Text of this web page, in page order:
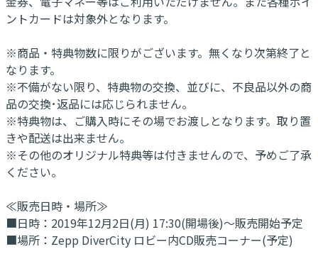
ントカードは対象外となります。
※商品・特典物数に限りがございます。無くなり次第終了と
なります。
※不備がない限り、特典物の交換、並びに、不良品以外の商
品の交換･返品には応じられません。
※特典物は、ご購入時にその場でお渡しとなります。取り置
きや配送は出来ません。
※その他のオリジナル特典等は付きませんので、予めご了承
ください。
≪販売日時・場所≫
■日時：2019年12月2日(月) 17:30(開場後)～販売開始予定
■場所：Zepp DiverCity ロビー内CD販売コーナー(予定)